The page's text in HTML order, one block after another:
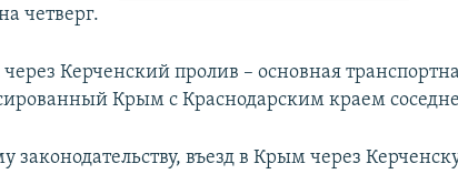
четверг.
Керченский пролив – основная
Крым с Краснодарским краем
законодательству, въезд в Крым через